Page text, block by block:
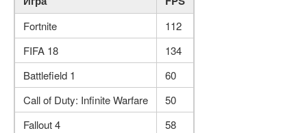
Fortnite
112
FIFA 18
134
Battlefield 1
60
Call of Duty: Infinite Warfare
50
Fallout 4
58